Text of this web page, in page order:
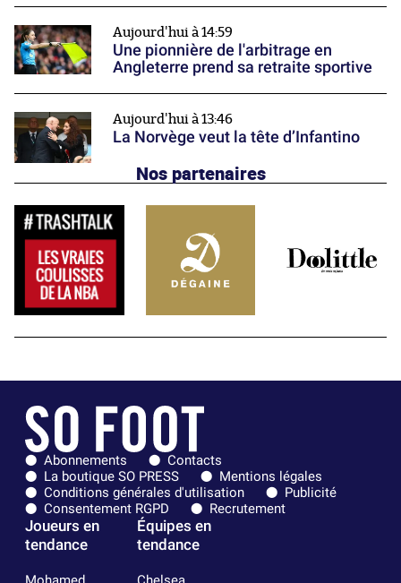
Aujourd'hui à 14:59
Une pionnière de l'arbitrage en
Angleterre prend sa retraite sportive
Aujourd'hui à 13:46
La Norvège veut la tête d’Infantino
Nos partenaires
Abonnements
Contacts
La boutique SO PRESS
Mentions légales
Conditions générales d'utilisation
Publicité
Consentement RGPD
Recrutement
Joueurs en
tendance
Équipes en
tendance